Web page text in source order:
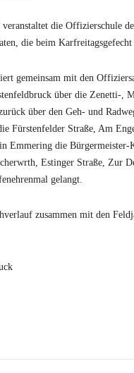
die Offizierschule
die beim
gemeinsam mit den
über die Zenetti-,
über den Geh- und
Fürstenfelder Straße, Am
Emmering die
Estinger Straße, Zur
gelangt.
zusammen mit den